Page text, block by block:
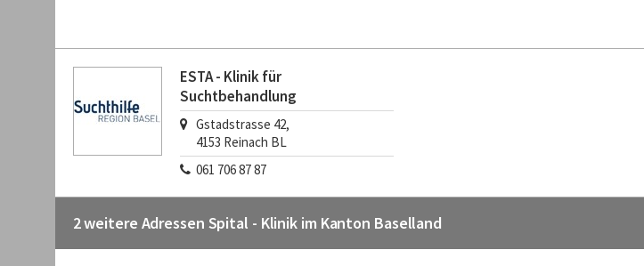
ESTA - Klinik für
Suchtbehandlung
Gstadstrasse 42,
4153 Reinach BL
061 706 87 87
2 weitere Adressen Spital - Klinik im Kanton Baselland